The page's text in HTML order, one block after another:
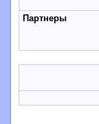
Партнеры